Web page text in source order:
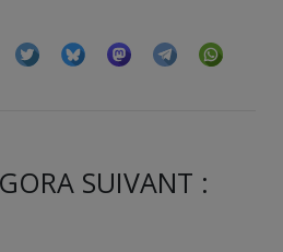
SUIVANT :